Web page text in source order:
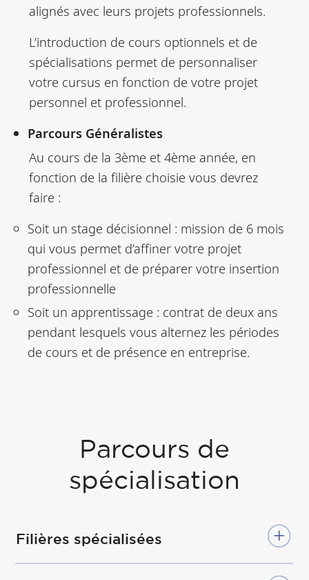
alignés avec leurs projets professionnels.
L’introduction de cours optionnels et de
spécialisations permet de personnaliser
votre cursus en fonction de votre projet
personnel et professionnel.
Parcours Généralistes
Au cours de la 3ème et 4ème année, en
fonction de la filière choisie vous devrez
faire :
Soit un stage décisionnel : mission de 6 mois
qui vous permet d’affiner votre projet
professionnel et de préparer votre insertion
professionnelle
Soit un apprentissage : contrat de deux ans
pendant lesquels vous alternez les périodes
de cours et de présence en entreprise.
Parcours de
spécialisation
Filières spécialisées